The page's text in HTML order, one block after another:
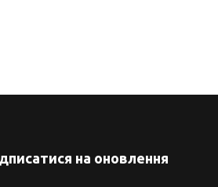
на оновлення